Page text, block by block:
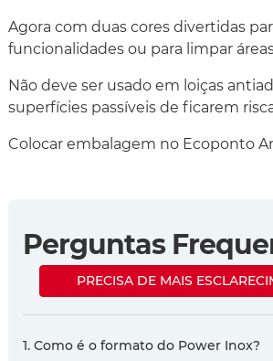
Agora com duas cores divertidas
funcionalidades ou para limpar
Não deve ser usado em loiças
superfícies passíveis de ficarem
Colocar embalagem no Ecoponto
Perguntas
PRECISA DE MAIS
1. Como é o formato do Power Inox?